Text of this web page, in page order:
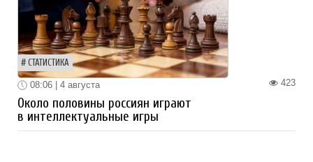
СТАТИСТИКА
423
08:06 | 4 августа
Около половины россиян играют
в интеллектуальные игры